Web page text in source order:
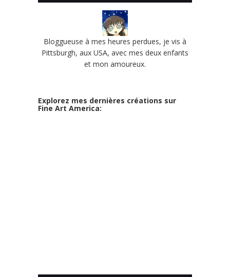
Bloggueuse à mes heures perdues, je vis à
Pittsburgh, aux USA, avec mes deux enfants
et mon amoureux.
Explorez mes dernières créations sur
Fine Art America: